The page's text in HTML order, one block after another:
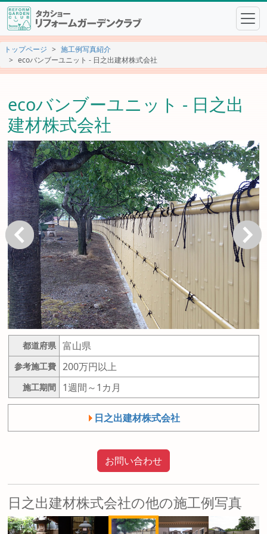
トップページ
施工例写真紹介
ecoバンブーユニット - 日之出建材株式会社
ecoバンブーユニット - 日之出
建材株式会社
戻る 次へ
都道府県 富山県
参考施工費 200万円以上
施工期間 1週間～1カ月
日之出建材株式会社
お問い合わせ
日之出建材株式会社の他の施工例写真